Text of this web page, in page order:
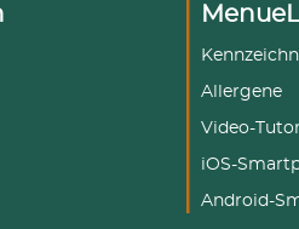
Allergene
Video-
iOS-
Android-